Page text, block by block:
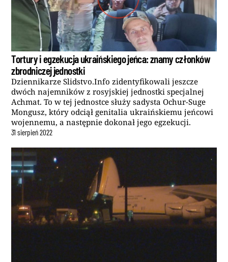
Tortury i egzekucja ukraińskiego jeńca: znamy członków
zbrodniczej jednostki
Dziennikarze Slidstvo.Info zidentyfikowali jeszcze
dwóch najemników z rosyjskiej jednostki specjalnej
Achmat. To w tej jednostce służy sadysta Ochur-Suge
Mongusz, który odciął genitalia ukraińskiemu jeńcowi
wojennemu, a następnie dokonał jego egzekucji.
31 sierpień2022